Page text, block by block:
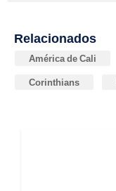
Relacionados
América de Cali
Corinthians